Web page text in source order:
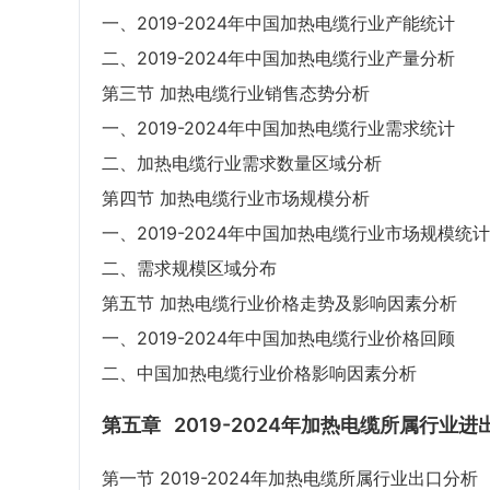
一、2019-2024年中国加热电缆行业产能统计
二、2019-2024年中国加热电缆行业产量分析
第三节 加热电缆行业销售态势分析
一、2019-2024年中国加热电缆行业需求统计
二、加热电缆行业需求数量区域分析
第四节 加热电缆行业市场规模分析
一、2019-2024年中国加热电缆行业市场规模统计
二、需求规模区域分布
第五节 加热电缆行业价格走势及影响因素分析
一、2019-2024年中国加热电缆行业价格回顾
二、中国加热电缆行业价格影响因素分析
第五章 2019-2024年加热电缆所属行业进
第一节 2019-2024年加热电缆所属行业出口分析